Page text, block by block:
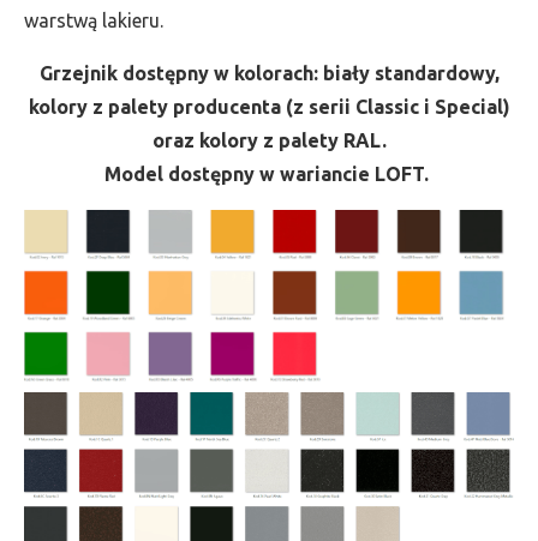
warstwą lakieru.
Grzejnik dostępny w kolorach: biały standardowy,
kolory z palety producenta (z serii Classic i Special)
oraz kolory z palety RAL.
Model dostępny w wariancie LOFT.